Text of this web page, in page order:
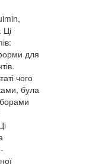
Ці
для
чого
була